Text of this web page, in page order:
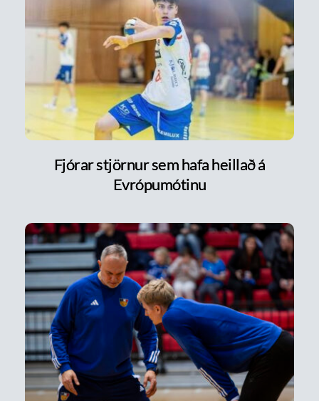
Fjórar stjörnur sem hafa heillað á
Evrópumótinu